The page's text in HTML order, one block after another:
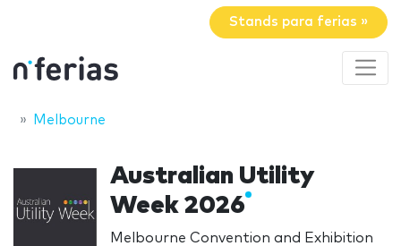
Stands para ferias »
Melbourne
Australian Utility
Week 2026
Melbourne Convention and Exhibition